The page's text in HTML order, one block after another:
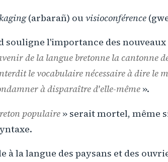
(arbarañ) ouvisioconférence
souligne l'importance des nouveaux
de la langue bretonne la cantonne
le vocabulaire nécessaire à dire le
à disparaître d'elle-même».
populaire» serait mortel, même
à la langue des paysans et des